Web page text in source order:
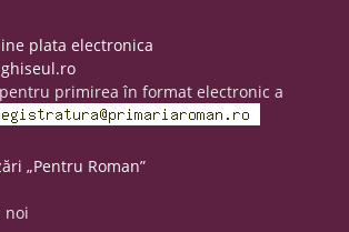
plata electronica
primirea în format electronic a
„Pentru Roman”
noi